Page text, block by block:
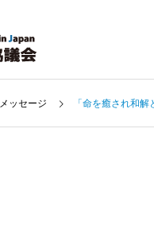
ッセージ 「命を癒され和